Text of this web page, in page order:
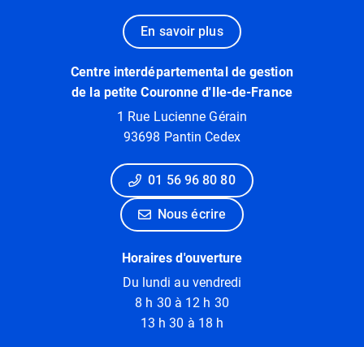
En savoir plus
Centre interdépartemental de gestion
de la petite Couronne d'Ile-de-France
1 Rue Lucienne Gérain
93698 Pantin Cedex
01 56 96 80 80
Nous écrire
Horaires d'ouverture
Du lundi au vendredi
8 h 30 à 12 h 30
13 h 30 à 18 h